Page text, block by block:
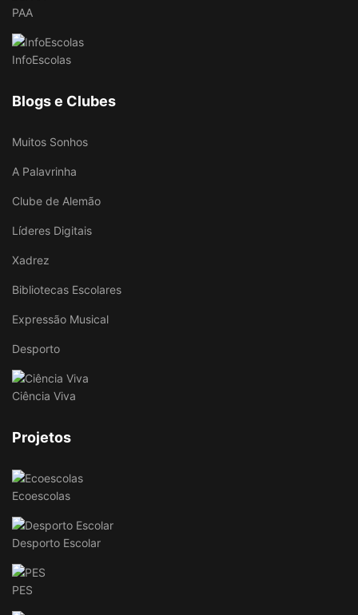
PAA
InfoEscolas
Blogs e Clubes
Muitos Sonhos
A Palavrinha
Clube de Alemão
Líderes Digitais
Xadrez
Bibliotecas Escolares
Expressão Musical
Desporto
Ciência Viva
Projetos
Ecoescolas
Desporto Escolar
PES